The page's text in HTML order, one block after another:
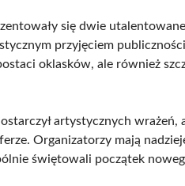
się dwie
przyjęciem
oklasków, ale również
artystycznych wrażeń,
Organizatorzy mają
świętowali początek